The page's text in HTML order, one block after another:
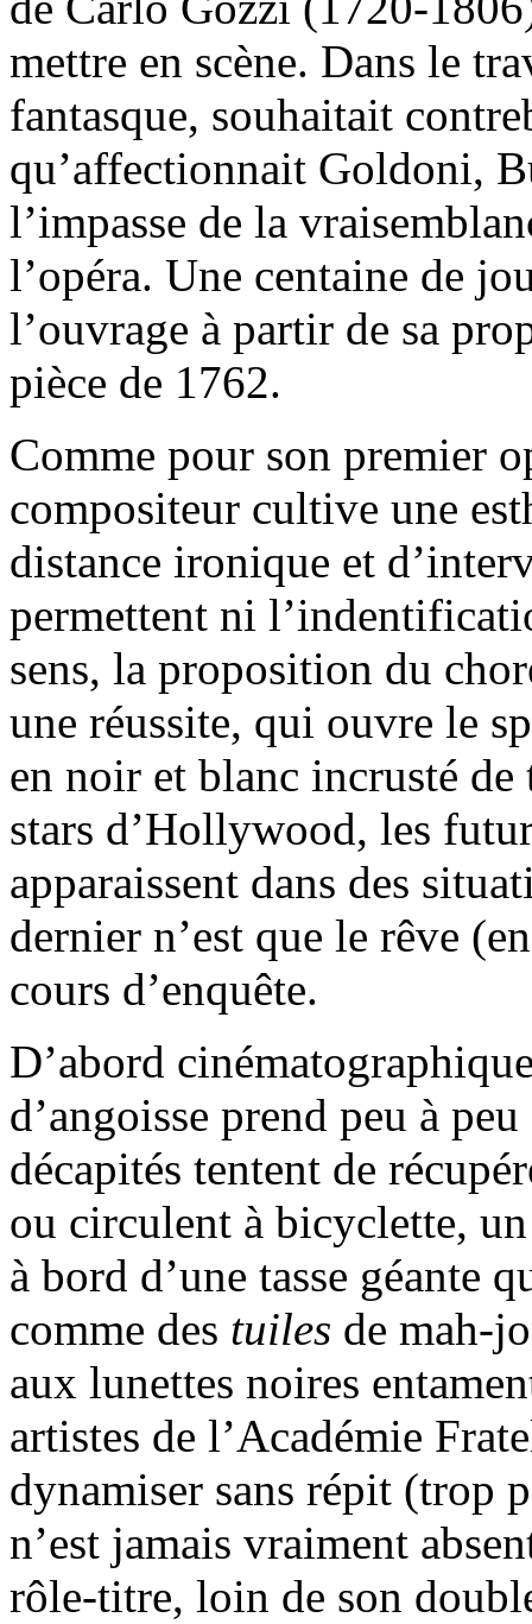
mettre en scène. Dans le
fantasque, souhaitait
qu’affectionnait Goldoni,
l’impasse de la
l’opéra. Une centaine de
l’ouvrage à partir de sa
pièce de 1762.
Comme pour son premier
compositeur cultive une
distance ironique et
permettent ni
sens, la proposition du
une réussite, qui ouvre le
en noir et blanc incrusté de
stars d’Hollywood, les
apparaissent dans des
dernier n’est que le rêve
cours d’enquête.
D’abord
d’angoisse prend peu à
décapités tentent de
ou circulent à bicyclette,
à bord d’une tasse géante
comme des tuiles de mah-
aux lunettes noires
artistes de l’Académie
dynamiser sans répit (trop
n’est jamais vraiment
rôle-titre, loin de son